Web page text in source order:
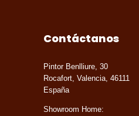
Contáctanos
Pintor Benlliure, 30
Rocafort, Valencia, 46111
España
Showroom Home: